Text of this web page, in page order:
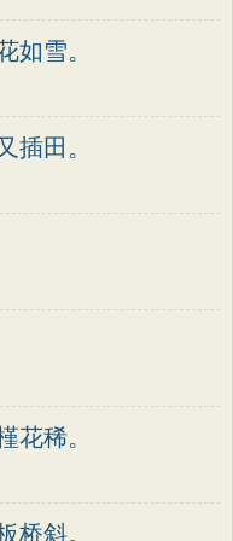
如雪。
插田。
花稀。
桥斜。